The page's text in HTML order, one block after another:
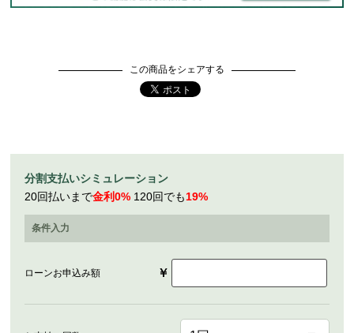
この商品をシェアする
分割支払いシミュレーション
20回払いまで金利0% 120回でも19%
条件入力
ローンお申込み額 ￥